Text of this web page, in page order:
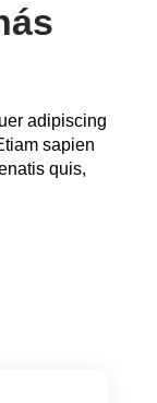
adipiscing
sapien
quis,